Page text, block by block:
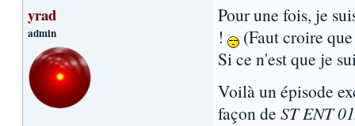
yrad
admin
Pour une fois, je
!
(Faut croire
Si ce n'est que je
Voilà un épisode
façon de ST ENT